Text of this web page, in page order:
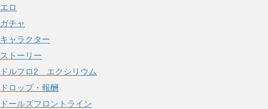
エロ
ガチャ
キャラクター
ストーリー
ドルフロ2 エクシリウム
ドロップ・報酬
ドールズフロントライン